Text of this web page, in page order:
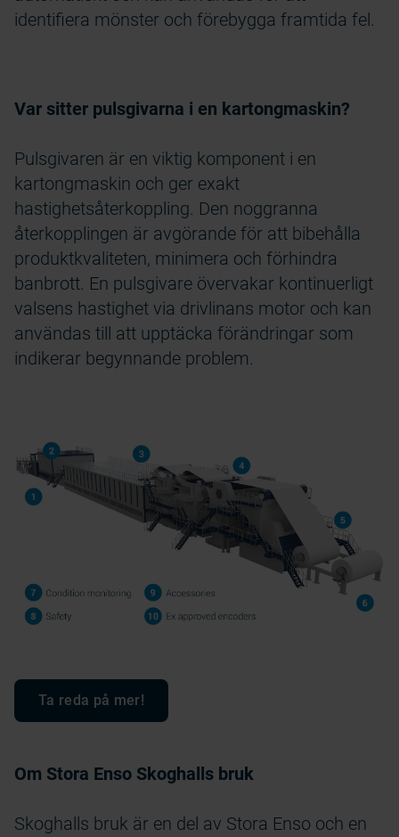
identifiera mönster och förebygga framtida fel.
Var sitter pulsgivarna i en kartongmaskin?
Pulsgivaren är en viktig komponent i en
kartongmaskin och ger exakt
hastighetsåterkoppling. Den noggranna
återkopplingen är avgörande för att bibehålla
produktkvaliteten, minimera och förhindra
banbrott. En pulsgivare övervakar kontinuerligt
valsens hastighet via drivlinans motor och kan
användas till att upptäcka förändringar som
indikerar begynnande problem.
Ta reda på mer!
Om Stora Enso Skoghalls bruk
Skoghalls bruk är en del av Stora Enso och en